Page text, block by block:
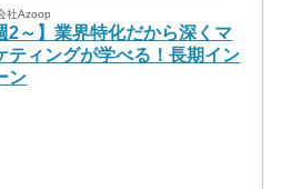
社Azoop
2～】業界特化だから深くマ
ティングが学べる！長期イン
ン